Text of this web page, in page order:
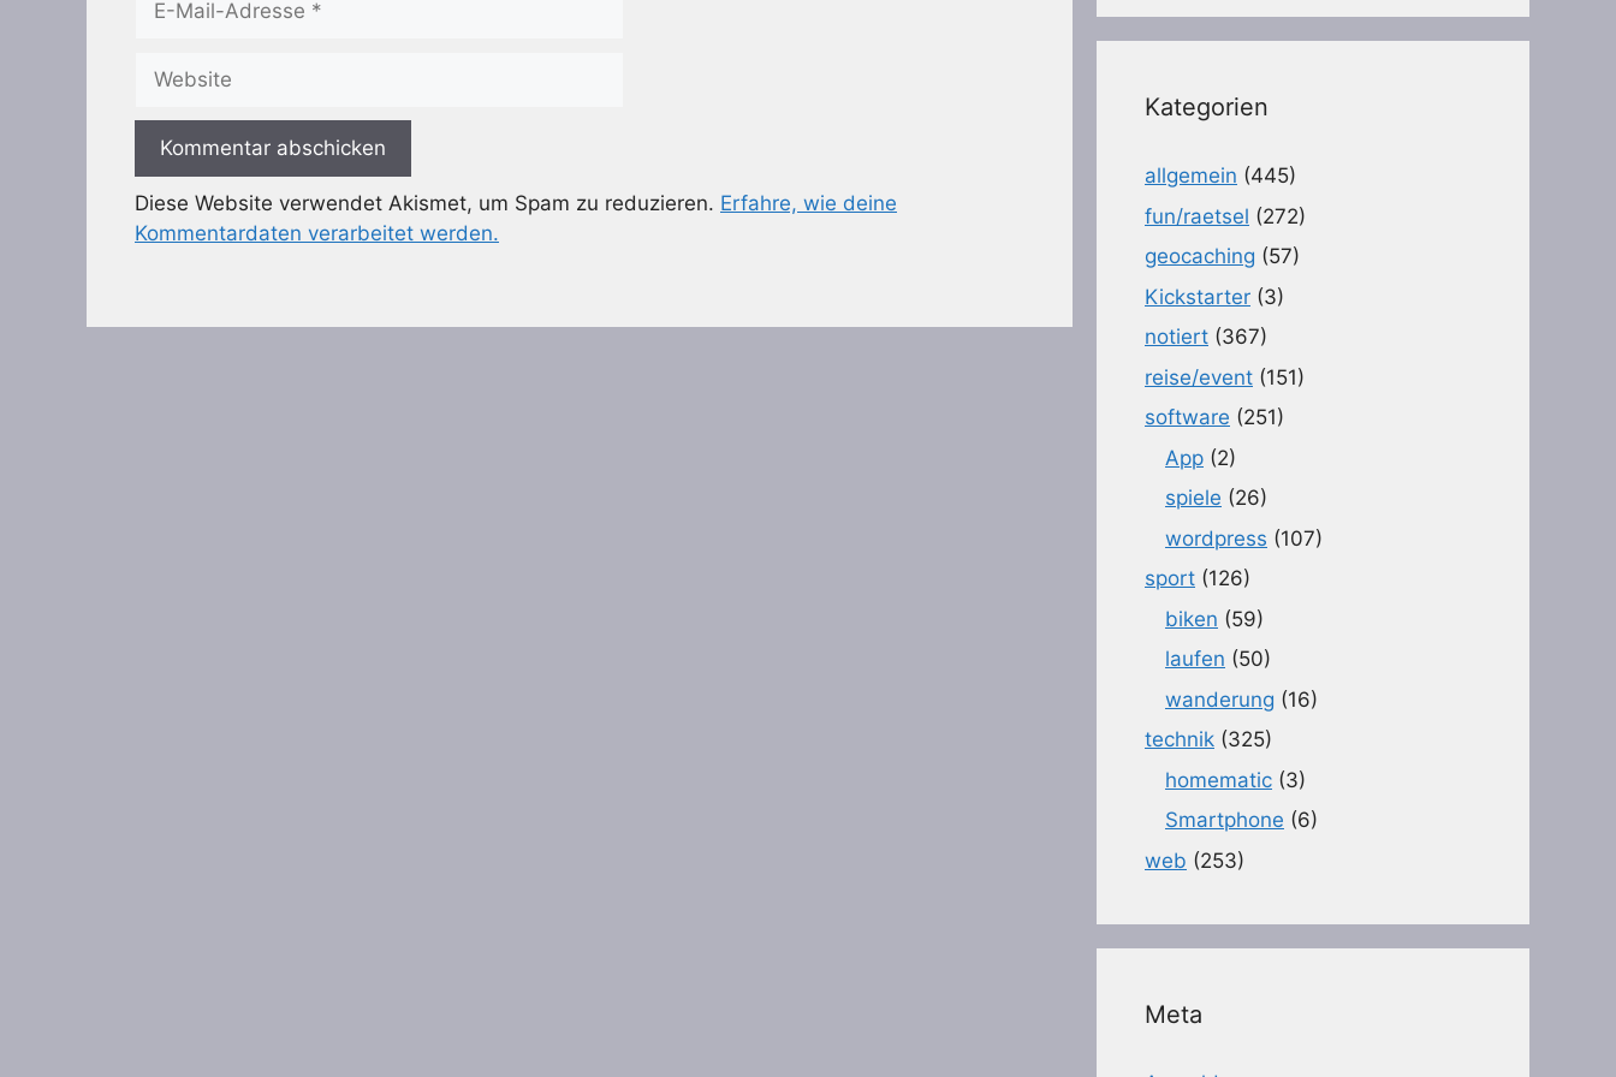
Mail-
Diese Website verwendet Akismet, um Spam zu reduzieren. Erfahre, wie deine
Kommentardaten verarbeitet werden.
Kategorien
allgemein (445)
fun/raetsel (272)
geocaching (57)
Kickstarter (3)
notiert (367)
reise/event (151)
software (251)
App (2)
spiele (26)
wordpress (107)
sport (126)
biken (59)
laufen (50)
wanderung (16)
technik (325)
homematic (3)
Smartphone (6)
web (253)
Meta